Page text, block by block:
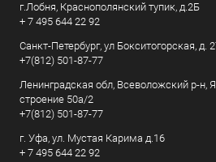
г.Лобня, Краснополянский тупик, д.2Б
+ 7 495 644 22 92
Санкт-Петербург, ул Бокситогорская, д.
+7(812) 501-87-77
Ленинградская обл, Всеволожский р-н,
строение 50а/2
+7(812) 501-87-77
г. Уфа, ул. Мустая Карима д.16
+ 7 495 644 22 92